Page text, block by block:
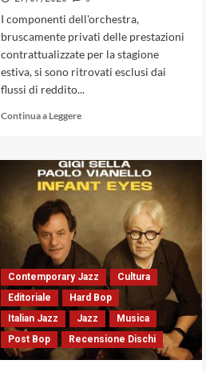
I componenti dell'orchestra,
bruscamente privati delle prestazioni
contrattualizzate per la stagione
estiva, si sono ritrovati esclusi dai
flussi di reddito...
Continua a LeggereLeggi
su
La
vicenda
e
ritiro
della
scena
pubblica
coinvolge
indirettamente
Contemporary Jazz
Cultura
Editoriale
Hard Bop
Italian Jazz
Jazz
Musica
Post Bop
Recensione Dischi